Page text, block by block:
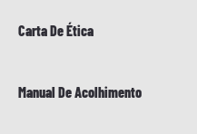
Carta De Ética
Manual De Acolhimento